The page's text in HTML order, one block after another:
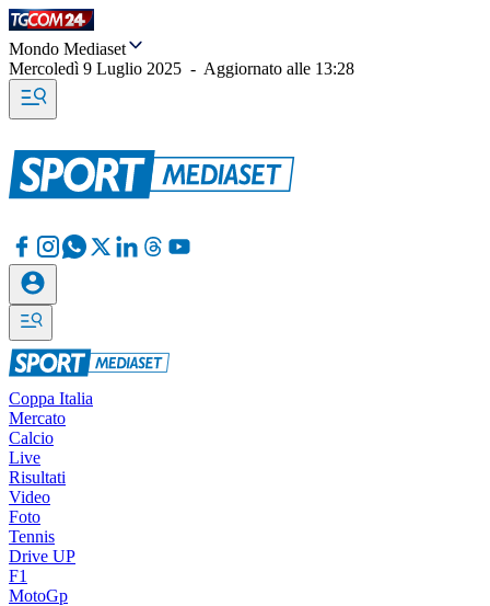
Mondo Mediaset
Mercoledì 9 Luglio 2025 - Aggiornato alle 13:28
Coppa Italia
Mercato
Calcio
Live
Risultati
Video
Foto
Tennis
Drive UP
F1
MotoGp